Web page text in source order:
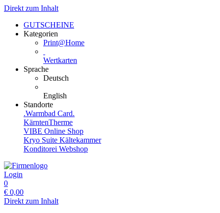
Direkt zum Inhalt
GUTSCHEINE
Kategorien
Print@Home
Wertkarten
Sprache
Deutsch
English
Standorte
.Warmbad Card.
KärntenTherme
VIBE Online Shop
Kryo Suite Kältekammer
Konditorei Webshop
Login
0
€ 0,00
Direkt zum Inhalt